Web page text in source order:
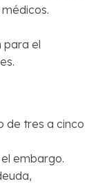
para el
de tres a cinco
embargo.